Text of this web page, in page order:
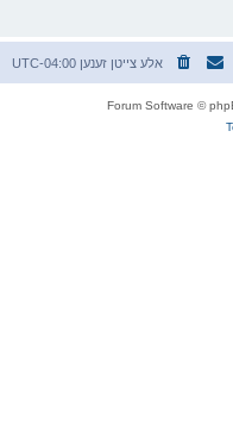
אלע צייטן זענען UTC-04:00